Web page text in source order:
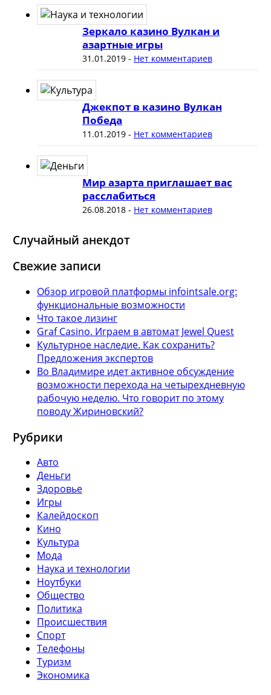
Зеркало казино Вулкан и
азартные игры
31.01.2019- Нет комментариев
Джекпот в казино Вулкан
Победа
11.01.2019- Нет комментариев
Мир азарта приглашает вас
расслабиться
26.08.2018- Нет комментариев
Случайный анекдот
Свежие записи
Обзор игровой платформы infointsale.org:
функциональные возможности
Что такое лизинг
Graf Casino. Играем в автомат Jewel Quest
Культурное наследие. Как сохранить?
Предложения экспертов
Во Владимире идет активное обсуждение
возможности перехода на четырехдневную
рабочую неделю. Что говорит по этому
поводу Жириновский?
Рубрики
Авто
Деньги
Здоровье
Игры
Калейдоскоп
Кино
Культура
Мода
Наука и технологии
Ноутбуки
Общество
Политика
Происшествия
Спорт
Телефоны
Туризм
Экономика